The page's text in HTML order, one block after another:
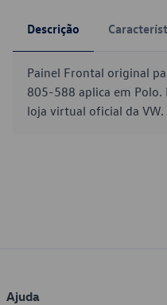
Descrição
Painel Frontal original
805-588 aplica em Polo.
loja virtual oficial da VW.
Ajuda